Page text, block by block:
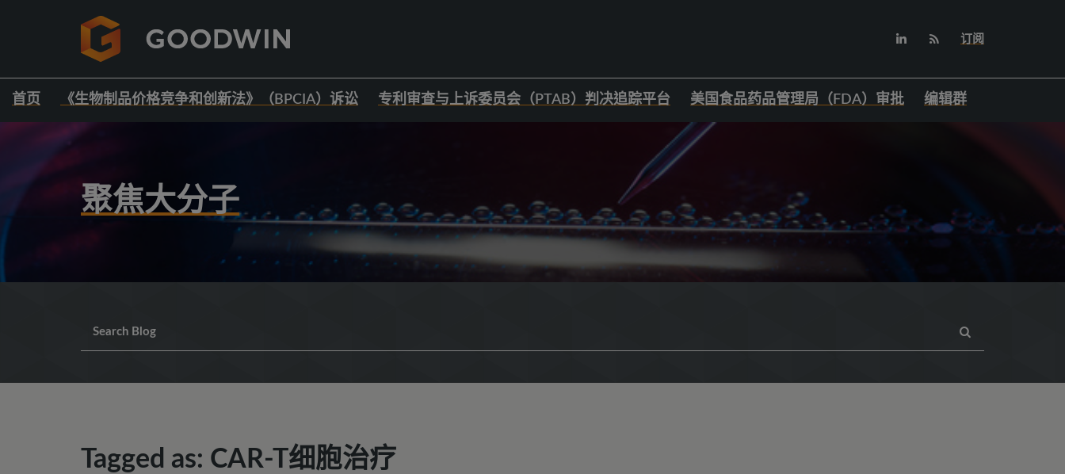
订阅
首页 《生物制品价格竞争和创新法》（BPCIA）诉讼 专利审查与上诉委员会（PTAB）判决追踪平台 美国食品药品管理局（FDA）审批 编辑群
聚焦大分子
Tagged as: CAR-T细胞治疗